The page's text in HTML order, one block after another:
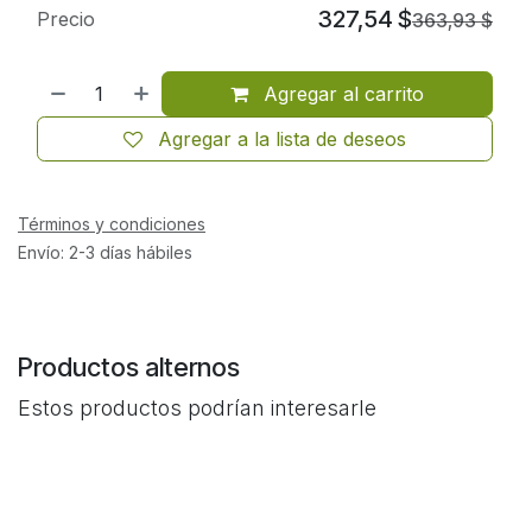
Agregar al carrito
Agregar a la lista de deseos
Precio 327,54 $363,93$
Términos y condiciones
Envío: 2-3 días hábiles
Productos alternos
Estos productos podrían interesarle